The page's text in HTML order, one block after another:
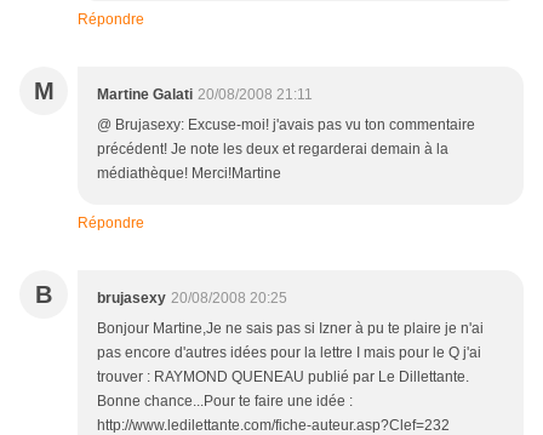
Répondre
M Martine Galati 20/08/2008 21:11
@ Brujasexy: Excuse-moi! j'avais pas vu ton commentaire
précédent! Je note les deux et regarderai demain à la
médiathèque! Merci!Martine
Répondre
B brujasexy 20/08/2008 20:25
Bonjour Martine,Je ne sais pas si Izner à pu te plaire je n'ai
pas encore d'autres idées pour la lettre I mais pour le Q j'ai
trouver : RAYMOND QUENEAU publié par Le Dillettante.
Bonne chance...Pour te faire une idée :
http://www.ledilettante.com/fiche-auteur.asp?Clef=232